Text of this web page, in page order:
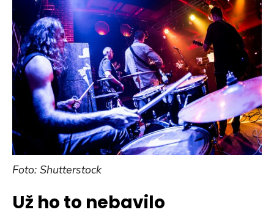
Foto: Shutterstock
Už ho to nebavilo